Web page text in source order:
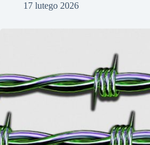
17 lutego 2026